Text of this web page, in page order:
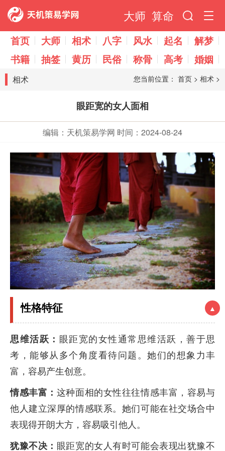
大师 算命
首页 大师 相术 八字 风水 起名
解梦
书籍
抽签 黄历 民俗 称骨 高考 婚姻
相术 您当前位置： 首页 > 相术 >
眼距宽的女人面相
编辑：天机策易学网 时间：2024-08-24
性格特征
思维活跃： 眼距宽的女性通常思维活跃，善于思
考，能够从多个角度看待问题。她们的想象力丰
富，容易产生创意。
情感丰富： 这种面相的女性往往情感丰富，容易与
他人建立深厚的情感联系。她们可能在社交场合中
表现得开朗大方，容易吸引他人。
犹豫不决： 眼距宽的女人有时可能会表现出犹豫不
▲